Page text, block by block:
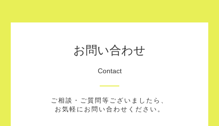
お問い合わせ
Contact
ご相談・ご質問等ございましたら、
お気軽にお問い合わせください。